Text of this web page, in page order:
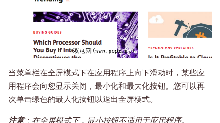
当菜单栏在全屏模式下在应用程序上向下滑动时，某些应
用程序会向您显示关闭，最小化和最大化按钮。您可以再
次单击绿色的最大化按钮以退出全屏模式。
注意：在全屏模式下，最小按钮不适用于应用程序。